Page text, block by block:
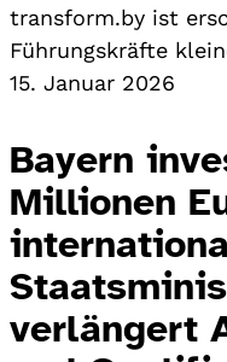
transform.by ist
Führungskräfte
15. Januar 2026
Bayern
Millionen
verlängert